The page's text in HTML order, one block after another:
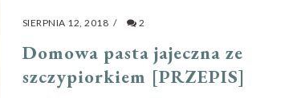
SIERPNIA 12, 2018 / 2
Domowa pasta jajeczna ze
szczypiorkiem [PRZEPIS]